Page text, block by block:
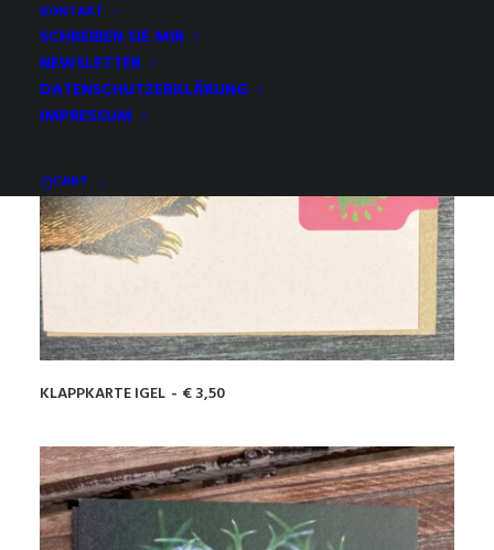
KONTAKT
SCHREIBEN SIE MIR
NEWSLETTER
DATENSCHUTZERKLÄRUNG
IMPRESSUM
CART
IN DEN WARENKORB
KLAPPKARTE IGEL €3,50